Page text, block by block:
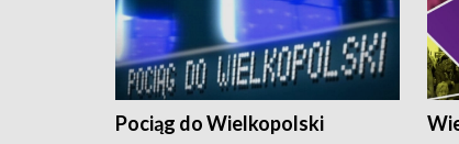
Pociąg do Wielkopolski